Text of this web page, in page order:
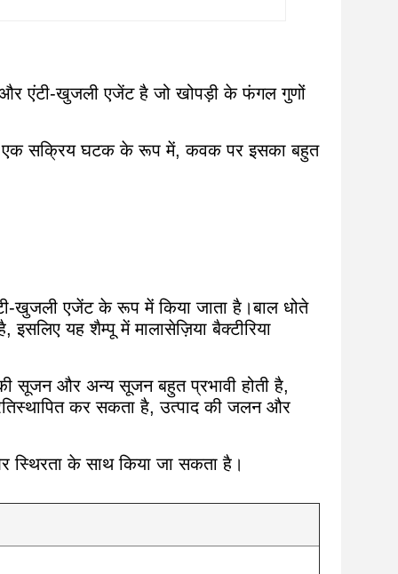
और एंटी-खुजली एजेंट है जो खोपड़ी के फंगल गुणों
एक सक्रिय घटक के रूप में, कवक पर इसका बहुत
खुजली एजेंट के रूप में किया जाता है।बाल धोते
यह शैम्पू में मालासेज़िया बैक्टीरिया
सूजन और अन्य सूजन बहुत प्रभावी होती है,
कर सकता है, उत्पाद की जलन और
स्थिरता के साथ किया जा सकता है।